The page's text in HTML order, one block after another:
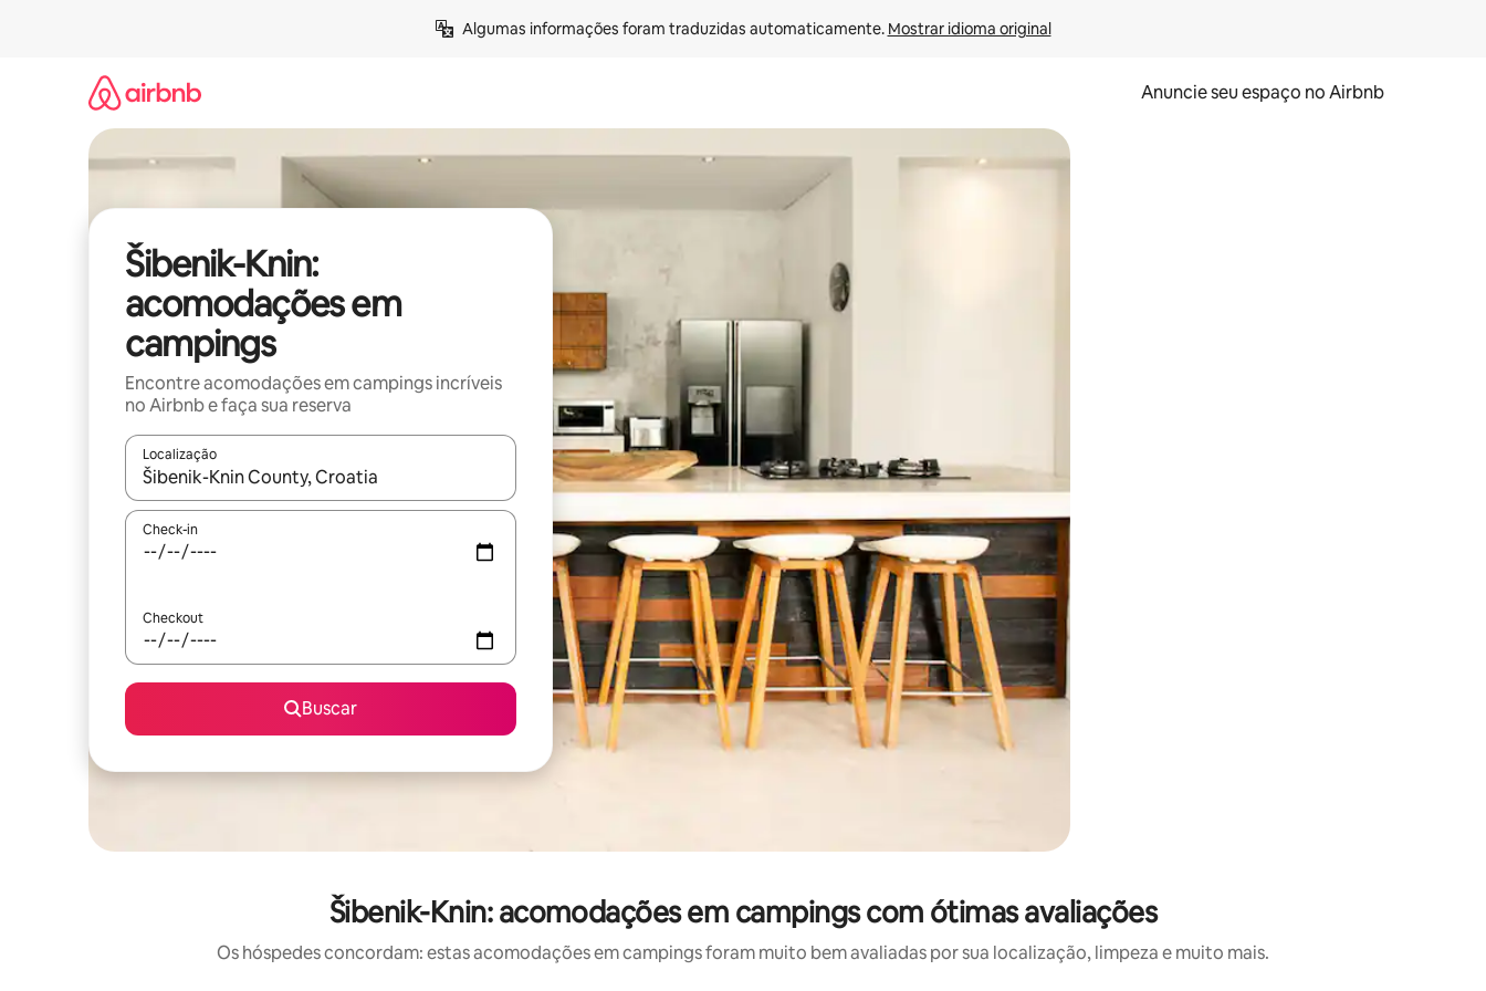
Algumas informações foram traduzidas automaticamente. Mostrar idioma original
Anuncie seu espaço no Airbnb
Šibenik-Knin:
acomodações em
campings
Encontre acomodações em campings incríveis
no Airbnb e faça sua reserva
Localização
Quando os resultados estiverem disponíveis, explore-os usando as seta para cima e para baixo do teclado ou tocando e deslizando o dedo na tela.
Check-in
Checkout
Buscar
Šibenik-Knin: acomodações em campings com ótimas avaliações
Os hóspedes concordam: estas acomodações em campings foram muito bem avaliadas por sua localização, limpeza e muito mais.